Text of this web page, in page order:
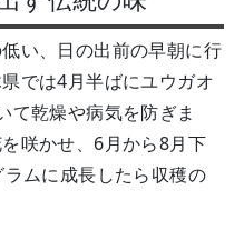
い、日の出前の早朝に行
では4月半ばにユウガオ
て乾燥や病気を防ぎま
咲かせ、6月から8月下
ムに成長したら収穫の